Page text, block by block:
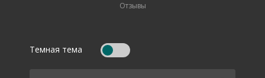
Отзывы
Темная тема